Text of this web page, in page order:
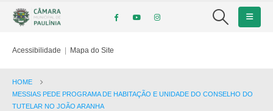
Acessibilidade | Mapa do Site
HOME
MESSIAS PEDE PROGRAMA DE HABITAÇÃO E UNIDADE DO CONSELHO DO
TUTELAR NO JOÃO ARANHA